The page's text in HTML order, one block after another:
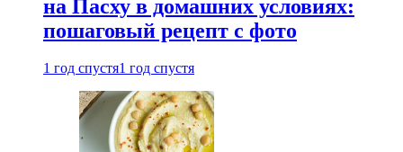
на Пасху в домашних условиях:
пошаговый рецепт с фото
1 год спустя1 год спустя